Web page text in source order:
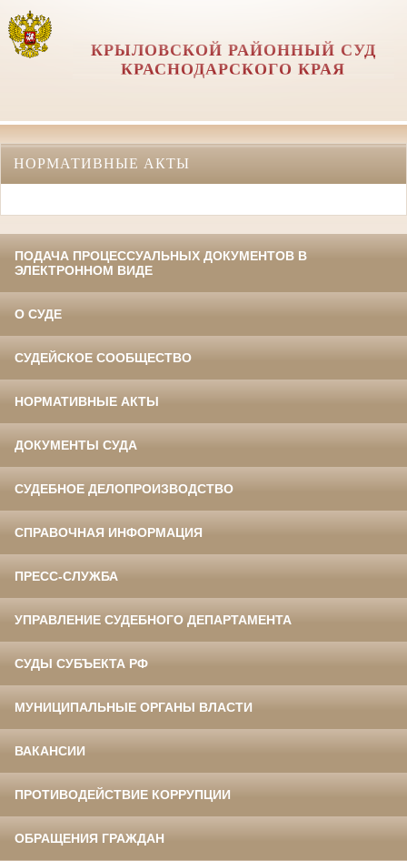
КРЫЛОВСКОЙ РАЙОННЫЙ СУД
КРАСНОДАРСКОГО КРАЯ
НОРМАТИВНЫЕ АКТЫ
ПОДАЧА ПРОЦЕССУАЛЬНЫХ ДОКУМЕНТОВ В
ЭЛЕКТРОННОМ ВИДЕ
О СУДЕ
СУДЕЙСКОЕ СООБЩЕСТВО
НОРМАТИВНЫЕ АКТЫ
ДОКУМЕНТЫ СУДА
СУДЕБНОЕ ДЕЛОПРОИЗВОДСТВО
СПРАВОЧНАЯ ИНФОРМАЦИЯ
ПРЕСС-СЛУЖБА
УПРАВЛЕНИЕ СУДЕБНОГО ДЕПАРТАМЕНТА
СУДЫ СУБЪЕКТА РФ
МУНИЦИПАЛЬНЫЕ ОРГАНЫ ВЛАСТИ
ВАКАНСИИ
ПРОТИВОДЕЙСТВИЕ КОРРУПЦИИ
ОБРАЩЕНИЯ ГРАЖДАН